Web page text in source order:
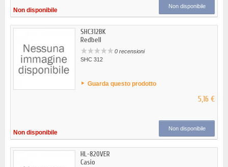
Non disponibile
Non disponibile
SHC312BK
Redbell
0 recensioni
SHC 312
Guarda questo prodotto
5,16 €
Non disponibile
Non disponibile
HL-820VER
Casio